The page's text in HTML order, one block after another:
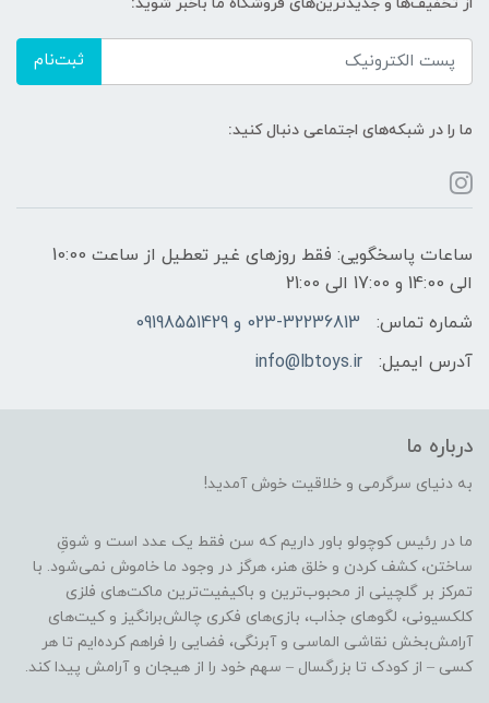
ثبت‌نام
ما را در شبکه‌های اجتماعی دنبال کنید:
ساعات پاسخگویی: فقط روزهای غیر تعطیل از ساعت 10:00
الی 14:00 و 17:00 الی 21:00
شماره تماس:
023-32236813 و 09198551429
آدرس ایمیل:
info@lbtoys.ir
درباره ما
به دنیای سرگرمی و خلاقیت خوش آمدید!
ما در رئیس کوچولو باور داریم که سن فقط یک عدد است و شوقِ
ساختن، کشف کردن و خلق هنر، هرگز در وجود ما خاموش نمی‌شود. با
تمرکز بر گلچینی از محبوب‌ترین و باکیفیت‌ترین ماکت‌های فلزی
کلکسیونی، لگوهای جذاب، بازی‌های فکری چالش‌برانگیز و کیت‌های
آرامش‌بخش نقاشی الماسی و آبرنگی، فضایی را فراهم کرده‌ایم تا هر
کسی – از کودک تا بزرگسال – سهم خود را از هیجان و آرامش پیدا کند.